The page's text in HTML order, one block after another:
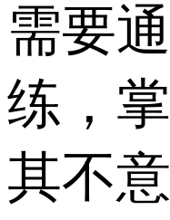
需要
练，
其不